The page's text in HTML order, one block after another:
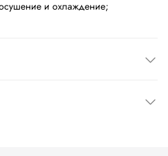
и охлаждение;